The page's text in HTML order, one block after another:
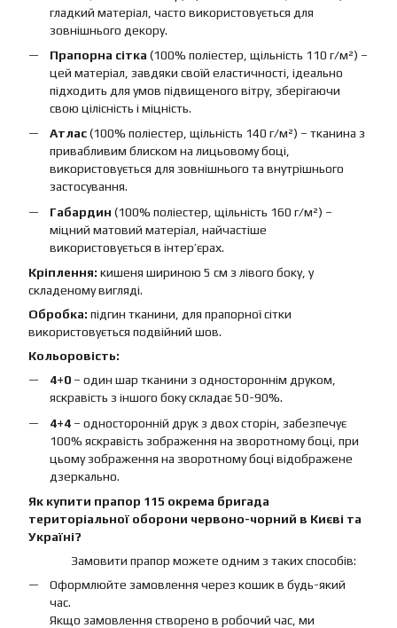
гладкий матеріал, часто використовується для
зовнішнього декору.
Прапорна сітка (100% поліестер, щільність 110 г/м²) –
цей матеріал, завдяки своїй еластичності, ідеально
підходить для умов підвищеного вітру, зберігаючи
свою цілісність і міцність.
Атлас(100% поліестер, щільність 140 г/м²) – тканина з
привабливим блиском на лицьовому боці,
використовується для зовнішнього та внутрішнього
застосування.
Габардин (100% поліестер, щільність 160 г/м²) –
міцний матовий матеріал, найчастіше
використовується в інтер’єрах.
Кріплення: кишеня шириною 5 см з лівого боку, у
складеному вигляді.
Обробка: підгин тканини, для прапорної сітки
використовується подвійний шов.
Кольоровість:
4+0 – один шар тканини з одностороннім друком,
яскравість з іншого боку складає 50-90%.
4+4 – односторонній друк з двох сторін, забезпечує
100% яскравість зображення на зворотному боці, при
цьому зображення на зворотному боці відображене
дзеркально.
Як купити прапор 115 окрема бригада
територіальної оборони червоно-чорний в Києві та
Україні?
Замовити прапор можете одним з таких способів:
Оформлюйте замовлення через кошик в будь-який
час.
Якщо замовлення створено в робочий час, ми